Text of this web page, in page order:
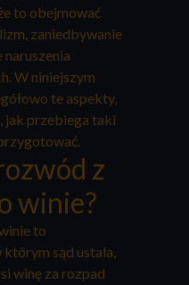
to obejmować
zaniedbywanie
naruszenia
W niniejszym
te aspekty,
jak przebiega taki
z
winie?
to
którym sąd ustala,
winę za rozpad